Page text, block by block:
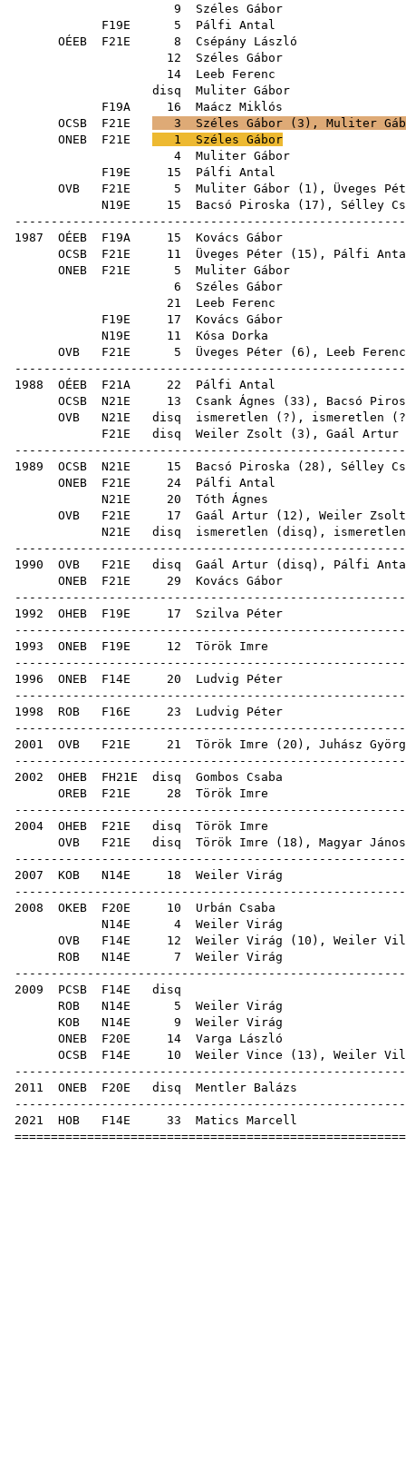
9
Széles Gábor
F19E 5
Pálfi Antal
OÉEB F21E 8
Csépány László
12
Széles Gábor
14
Leeb Ferenc
disq
Muliter Gábor
F19A 16
Maácz Miklós
OCSB F21E 3 Széles Gábor ( 3 ), Muliter
ONEB F21E 1
Széles Gábor
4
Muliter Gábor
F19E 15
Pálfi Antal
OVB F21E 5 Muliter Gábor ( 1 ), Üveges
N19E 15 Bacsó Piroska ( 17 ), Sélley
1987 OÉEB F19A 15
Kovács Gábor
OCSB F21E 11 Üveges Péter ( 15 ), Pálfi
ONEB F21E 5
Muliter Gábor
6
Széles Gábor
21
Leeb Ferenc
F19E 17
Kovács Gábor
N19E 11
Kósa Dorka
OVB F21E 5 Üveges Péter ( 6 ), Leeb Ferenc
1988 OÉEB F21A 22
Pálfi Antal
OCSB N21E 13 Csank Ágnes ( 33 ), Bacsó
OVB N21E disq ismeretlen
F21E disq Weiler Zsolt ( 3 ), Gaál Artur
1989 OCSB N21E 15 Bacsó Piroska ( 28 ), Sélley
ONEB F21E 24
Pálfi Antal
N21E 20
Tóth Ágnes
OVB F21E 17 Gaál Artur ( 12 ), Weiler Zsolt
N21E disq ismeretlen ( disq ),
1990 OVB F21E disq Gaál Artur ( disq ), Pálfi
ONEB F21E 29
Kovács Gábor
1992 OHEB F19E 17
Szilva Péter
1993 ONEB F19E 12
Török Imre
1996 ONEB F14E 20
Ludvig Péter
1998 ROB F16E 23
Ludvig Péter
2001 OVB F21E 21 Török Imre ( 20 ), Juhász
2002 OHEB FH21E disq
Gombos Csaba
OREB F21E 28
Török Imre
2004 OHEB F21E disq
Török Imre
OVB F21E disq Török Imre ( 18 ), Magyar János
2007 KOB N14E 18
Weiler Virág
2008 OKEB F20E 10
Urbán Csaba
N14E 4
Weiler Virág
OVB F14E 12 Weiler Virág ( 10 ), Weiler
ROB N14E 7
Weiler Virág
2009 PCSB F14E disq
ROB N14E 5
Weiler Virág
KOB N14E 9
Weiler Virág
ONEB F20E 14
Varga László
OCSB F14E 10 Weiler Vince ( 13 ), Weiler
2011 ONEB F20E disq
Mentler Balázs
2021 HOB F14E 33
Matics Marcell